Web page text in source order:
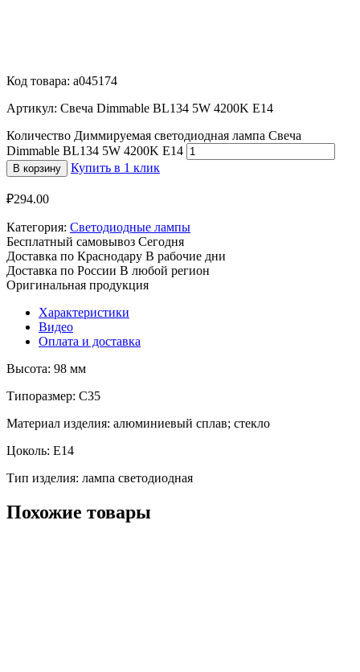
Код товара: a045174
Артикул: Свеча Dimmable BL134 5W 4200K E14
Количество Диммируемая светодиодная лампа Свеча
Dimmable BL134 5W 4200K E14
В корзину Купить в 1 клик
₽294.00
Категория: Светодиодные лампы
Бесплатный самовывоз Сегодня
Доставка по Краснодару В рабочие дни
Доставка по России В любой регион
Оригинальная продукция
Характеристики
Видео
Оплата и доставка
Высота: 98 мм
Типоразмер: C35
Материал изделия: алюминиевый сплав; стекло
Цоколь: E14
Тип изделия: лампа светодиодная
Похожие товары